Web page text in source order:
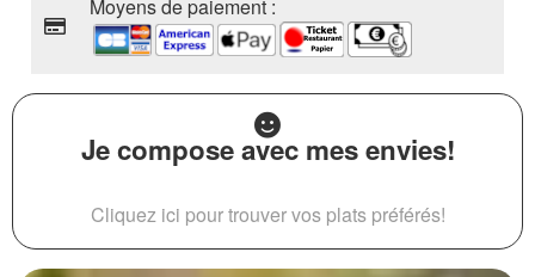
Moyens de paiement :
Je compose avec mes envies!
Cliquez ici pour trouver vos plats préférés!